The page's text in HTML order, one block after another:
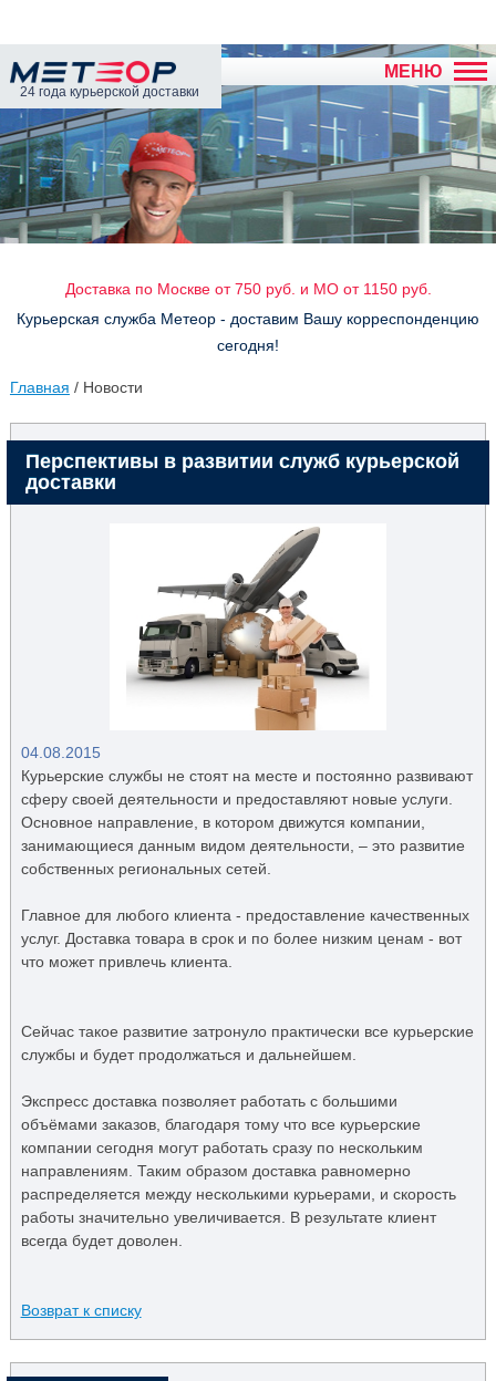
24 года курьерской доставки
МЕНЮ
Доставка по Москве от 750 руб. и МО от 1150 руб.
Курьерская служба Метеор - доставим Вашу корреспонденцию
сегодня!
Главная / Новости
Перспективы в развитии служб курьерской
доставки
04.08.2015
Курьерские службы не стоят на месте и постоянно развивают
сферу своей деятельности и предоставляют новые услуги.
Основное направление, в котором движутся компании,
занимающиеся данным видом деятельности, – это развитие
собственных региональных сетей.
Главное для любого клиента - предоставление качественных
услуг. Доставка товара в срок и по более низким ценам - вот
что может привлечь клиента.
Сейчас такое развитие затронуло практически все курьерские
службы и будет продолжаться и дальнейшем.
Экспресс доставка позволяет работать с большими
объёмами заказов, благодаря тому что все курьерские
компании сегодня могут работать сразу по нескольким
направлениям. Таким образом доставка равномерно
распределяется между несколькими курьерами, и скорость
работы значительно увеличивается. В результате клиент
всегда будет доволен.
Возврат к списку